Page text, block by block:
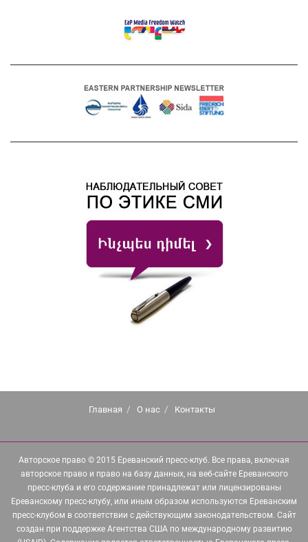
Главная О нас Контакты
Авторское право © 2015 Ереванский пресс-клуб. Все права, включая
авторское право и право на базу данных, на веб-сайте Ереванского
пресс-клуба и его содержание принадлежат или лицензированы
Ереванскому пресс-клубу, или иным образом используются Ереванским
пресс-клубом в соответствии с действующим законодательством. Сайт
создан при поддержке Агентства США по международному развитию